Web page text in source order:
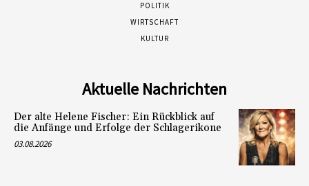
POLITIK
WIRTSCHAFT
KULTUR
Aktuelle Nachrichten
Der alte Helene Fischer: Ein Rückblick auf
die Anfänge und Erfolge der Schlagerikone
03.08.2026